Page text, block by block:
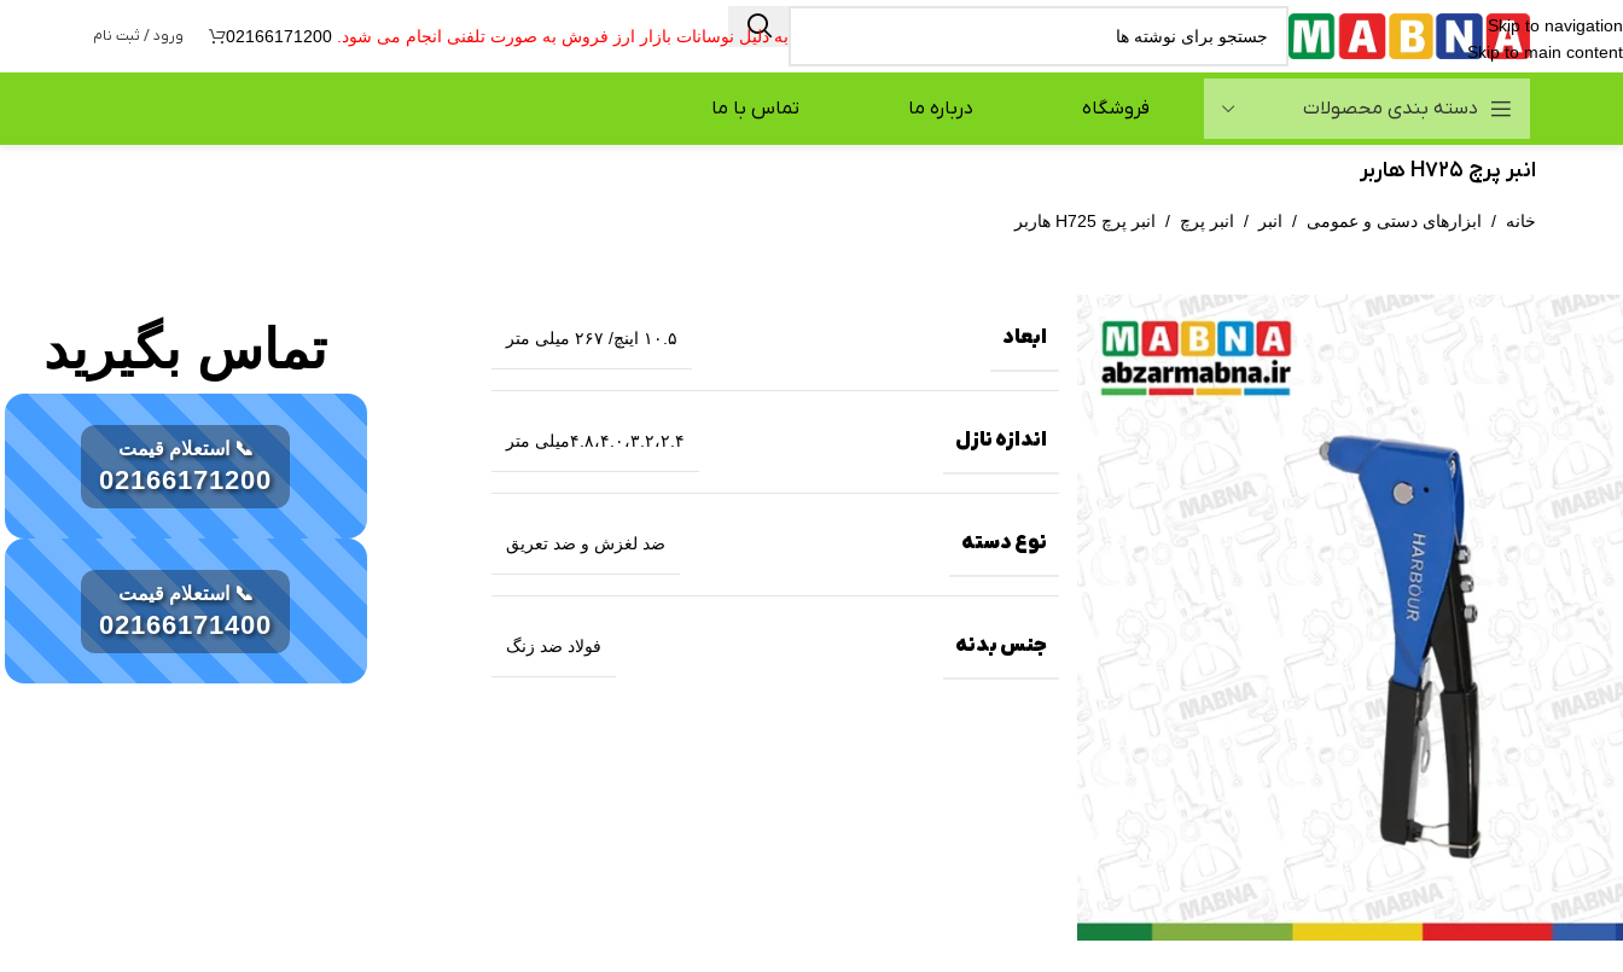
Skip to navigation
Skip to main content
به دلیل نوسانات بازار ارز فروش به صورت تلفنی انجام می شود. 02166171200 ورود / ثبت نام
دسته بندی محصولات فروشگاه درباره ما تماس با ما
انبر پرچ H725 هاربر
خانه / ابزارهای دستی و عمومی / انبر / انبر پرچ / انبر پرچ H725 هاربر
تصویر
ابعاد ۱۰.۵ اینچ/ ۲۶۷ میلی متر
اندازه نازل ۴.۸،۴.۰،۳.۲،۲.۴میلی متر
نوع دسته ضد لغزش و ضد تعریق
جنس بدنه فولاد ضد زنگ
تماس بگیرید
📞 استعلام قیمت
02166171200
📞 استعلام قیمت
02166171400